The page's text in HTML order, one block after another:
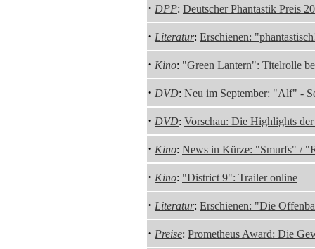
· DPP: Deutscher Phantastik Preis
· Literatur: Erschienen:
· Kino: "Green Lantern": Titelrolle
· DVD: Neu im September: "Alf" -
· DVD: Vorschau: Die Highlights
· Kino: News in Kürze: "Smurfs" /
· Kino: "District 9": Trailer online
· Literatur: Erschienen: "Die
· Preise: Prometheus Award: Die